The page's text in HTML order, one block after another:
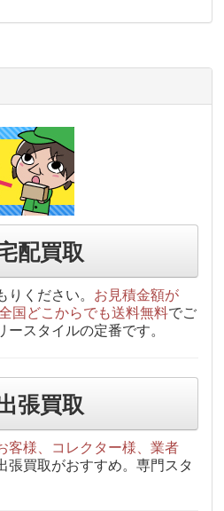
配買取
りください。 お見積金額が
国どこからでも送料無料でご
スタイルの定番です。
張買取
客様、コレクター様、業者
張買取がおすすめ。専門スタ